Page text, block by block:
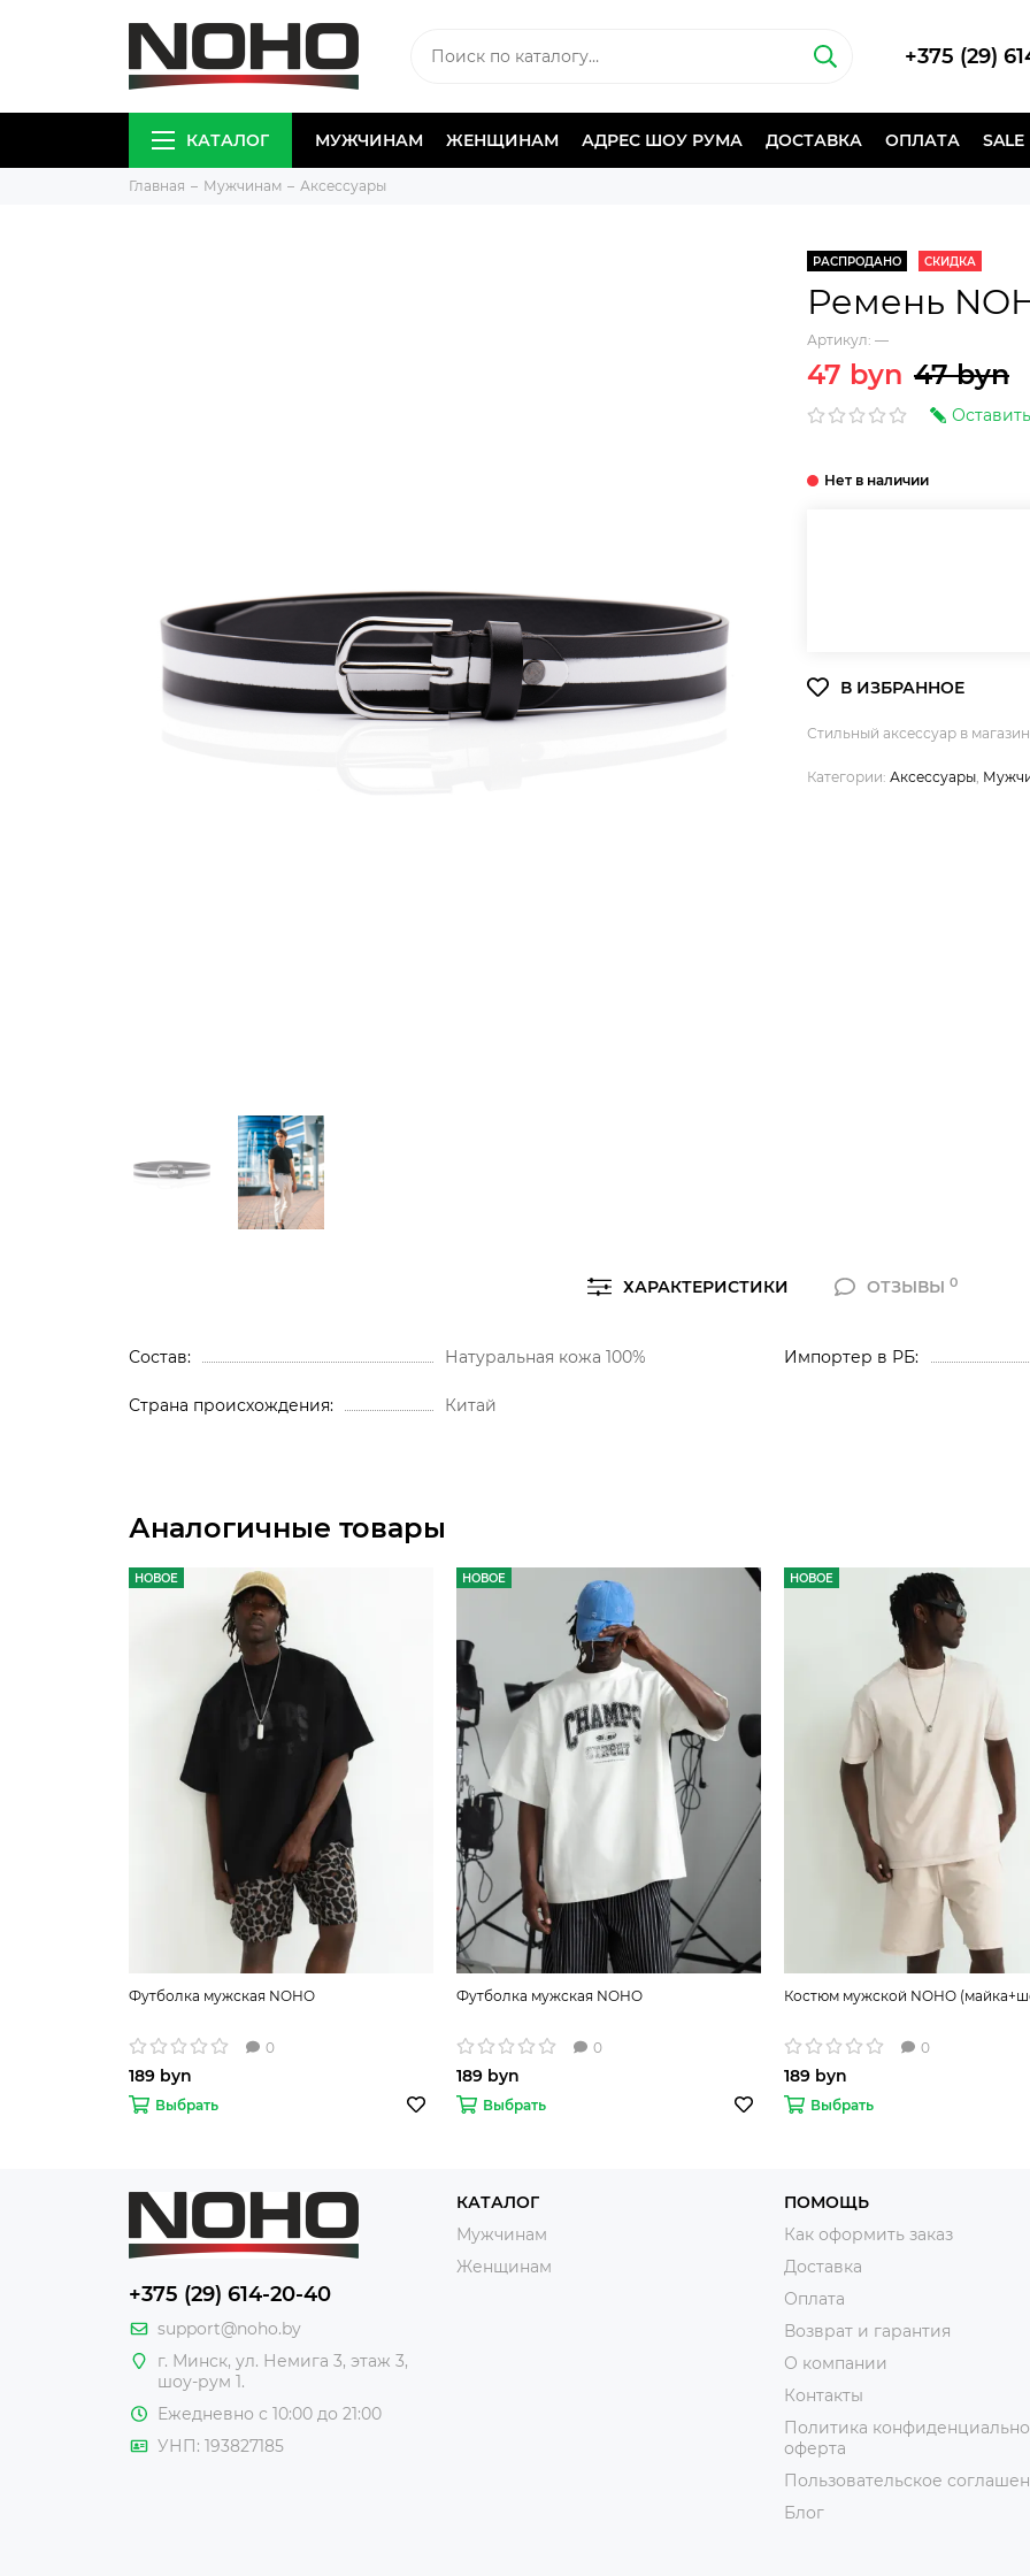
+375 (29)
КАТАЛОГ МУЖЧИНАМ ЖЕНЩИНАМ АДРЕС ШОУ РУМА ДОСТАВКА ОПЛАТА SALE
Главная Мужчинам Аксессуары
РАСПРОДАНО СКИДКА
Ремень
Артикул: —
47 byn 47 byn
Стильный аксессуар в
Категории: Аксессуары
ХАРАКТЕРИСТИКИ ОТЗЫВЫ0
Состав Натуральная кожа 100%
Страна происхождения Китай
Импортер в РБ
Аналогичные товары
НОВОЕ
Футболка мужская NOHO
0
189 byn
Выбрать
НОВОЕ
Футболка мужская NOHO
0
189 byn
Выбрать
НОВОЕ
Костюм мужской NOHO
0
189 byn
Выбрать
+375 (29) 614-20-40
support@noho.by
г. Минск, ул. Немига 3, этаж 3,
шоу-рум 1.
Ежедневно с 10:00 до 21:00
УНП: 193827185
КАТАЛОГ
Мужчинам
Женщинам
ПОМОЩЬ
Как оформить заказ
Доставка
Оплата
Возврат и гарантия
О компании
Контакты
Политика
оферта
Пользовательское
Блог